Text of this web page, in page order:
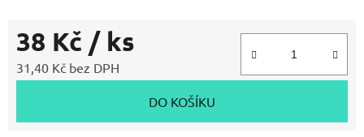
38 Kč / ks
31,40 Kč bez DPH
DO KOŠÍKU